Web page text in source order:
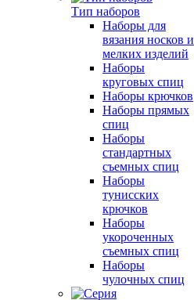
Тип наборов
Наборы для
вязания носков и
мелких изделий
Наборы
круговых спиц
Наборы крючков
Наборы прямых
спиц
Наборы
стандартных
съемных спиц
Наборы
тунисских
крючков
Наборы
укороченных
съемных спиц
Наборы
чулочных спиц